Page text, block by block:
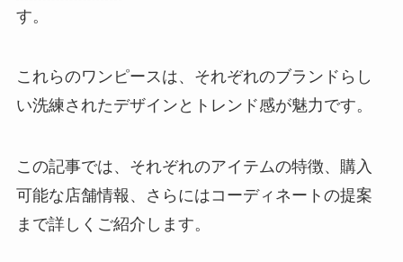
す。
これらのワンピースは、それぞれのブランドらし
い洗練されたデザインとトレンド感が魅力です。
この記事では、それぞれのアイテムの特徴、購入
可能な店舗情報、さらにはコーディネートの提案
まで詳しくご紹介します。